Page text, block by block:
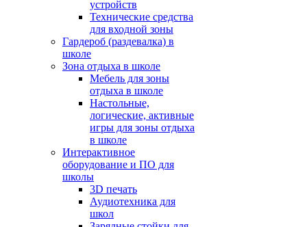
устройств
Технические средства
для входной зоны
Гардероб (раздевалка) в
школе
Зона отдыха в школе
Мебель для зоны
отдыха в школе
Настольные,
логические, активные
игры для зоны отдыха
в школе
Интерактивное
оборудование и ПО для
школы
3D печать
Аудиотехника для
школ